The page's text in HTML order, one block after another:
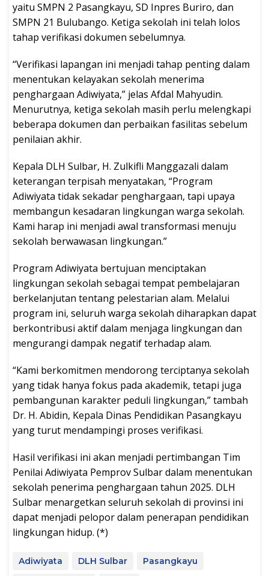
yaitu SMPN 2 Pasangkayu, SD Inpres Buriro, dan
SMPN 21 Bulubango. Ketiga sekolah ini telah lolos
tahap verifikasi dokumen sebelumnya.
“Verifikasi lapangan ini menjadi tahap penting dalam
menentukan kelayakan sekolah menerima
penghargaan Adiwiyata,” jelas Afdal Mahyudin.
Menurutnya, ketiga sekolah masih perlu melengkapi
beberapa dokumen dan perbaikan fasilitas sebelum
penilaian akhir.
Kepala DLH Sulbar, H. Zulkifli Manggazali dalam
keterangan terpisah menyatakan, “Program
Adiwiyata tidak sekadar penghargaan, tapi upaya
membangun kesadaran lingkungan warga sekolah.
Kami harap ini menjadi awal transformasi menuju
sekolah berwawasan lingkungan.”
Program Adiwiyata bertujuan menciptakan
lingkungan sekolah sebagai tempat pembelajaran
berkelanjutan tentang pelestarian alam. Melalui
program ini, seluruh warga sekolah diharapkan dapat
berkontribusi aktif dalam menjaga lingkungan dan
mengurangi dampak negatif terhadap alam.
“Kami berkomitmen mendorong terciptanya sekolah
yang tidak hanya fokus pada akademik, tetapi juga
pembangunan karakter peduli lingkungan,” tambah
Dr. H. Abidin, Kepala Dinas Pendidikan Pasangkayu
yang turut mendampingi proses verifikasi.
Hasil verifikasi ini akan menjadi pertimbangan Tim
Penilai Adiwiyata Pemprov Sulbar dalam menentukan
sekolah penerima penghargaan tahun 2025. DLH
Sulbar menargetkan seluruh sekolah di provinsi ini
dapat menjadi pelopor dalam penerapan pendidikan
lingkungan hidup. (*)
Adiwiyata DLH Sulbar
Pasangkayu